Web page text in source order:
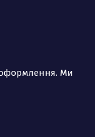
оформлення. Ми